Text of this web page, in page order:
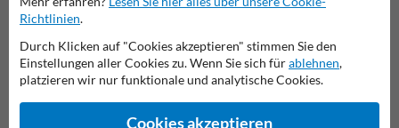
Firmenname
Richtlinien.
Durch Klicken auf "Cookies akzeptieren" stimmen Sie den
Einstellungen aller Cookies zu. Wenn Sie sich fürablehnen,
platzieren wir nur funktionale und analytische Cookies.
Cookies akzeptieren